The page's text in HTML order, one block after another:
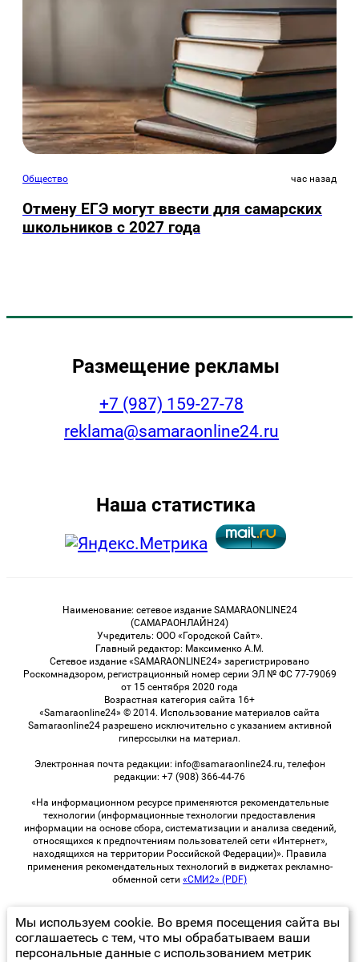
Общество час назад
Отмену ЕГЭ могут ввести для самарских
школьников с 2027 года
Размещение рекламы
+7 (987) 159-27-78
reklama@samaraonline24.ru
Наша статистика
Наименование: сетевое издание SAMARAONLINE24
(САМАРАОНЛАЙН24)
Учредитель: ООО «Городской Сайт».
Главный редактор: Максименко А.М.
Сетевое издание «SAMARAONLINE24» зарегистрировано
Роскомнадзором, регистрационный номер серии ЭЛ № ФС 77-79069
от 15 сентября 2020 года
Возрастная категория сайта 16+
«Samaraonline24» © 2014. Использование материалов сайта
Samaraonline24 разрешено исключительно с указанием активной
гиперссылки на материал.
Электронная почта редакции: info@samaraonline24.ru, телефон
редакции: +7 (908) 366-44-76
«На информационном ресурсе применяются рекомендательные
технологии (информационные технологии предоставления
информации на основе сбора, систематизации и анализа сведений,
относящихся к предпочтениям пользователей сети «Интернет»,
находящихся на территории Российской Федерации)». Правила
применения рекомендательных технологий в виджетах рекламно-
обменной сети «СМИ2» (PDF)
© 2026 «samaraOnline24» | Все права защищены
Возрастная категория сайта 16+
Мы используем cookie. Во время посещения сайта вы
соглашаетесь с тем, что мы обрабатываем ваши
персональные данные с использованием метрик